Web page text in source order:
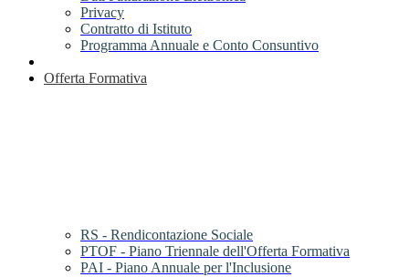
Privacy
Contratto di Istituto
Programma Annuale e Conto Consuntivo
Offerta Formativa
RS - Rendicontazione Sociale
PTOF - Piano Triennale dell'Offerta Formativa
PAI - Piano Annuale per l'Inclusione